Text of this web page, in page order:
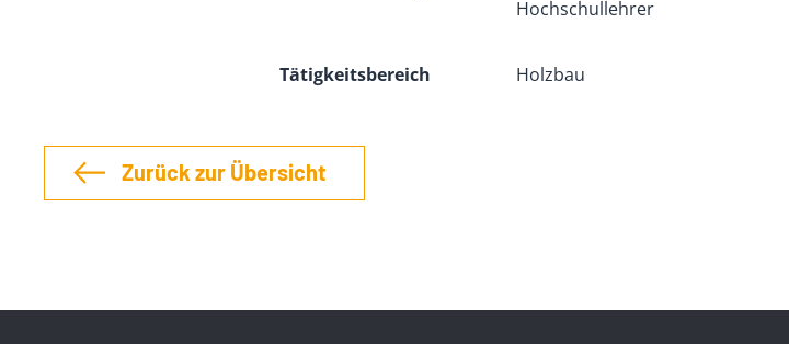
Hochschullehrer
Tätigkeitsbereich Holzbau
Zurück zur Übersicht